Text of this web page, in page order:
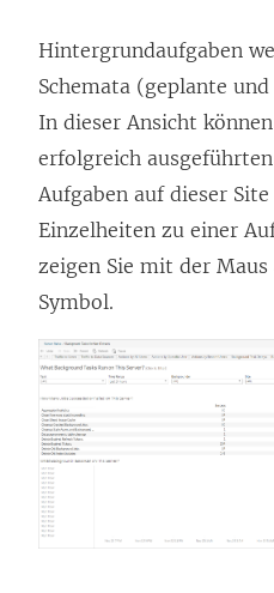
Hintergrundaufgaben
Schemata (geplante
In dieser Ansicht
erfolgreich
Aufgaben auf dieser
Einzelheiten zu einer
zeigen Sie mit der
Symbol.